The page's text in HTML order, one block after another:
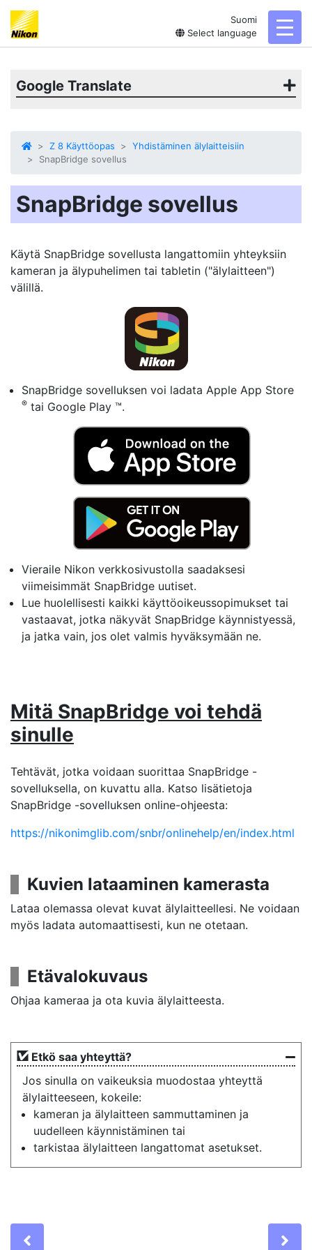
Suomi
Select language
Google Translate
Z 8 Käyttöopas
Yhdistäminen älylaitteisiin
SnapBridge sovellus
SnapBridge sovellus
Käytä SnapBridge sovellusta langattomiin yhteyksiin
kameran ja älypuhelimen tai tabletin ("älylaitteen")
välillä.
SnapBridge sovelluksen voi ladata Apple App Store
® tai Google Play ™.
Vieraile Nikon verkkosivustolla saadaksesi
viimeisimmät SnapBridge uutiset.
Lue huolellisesti kaikki käyttöoikeussopimukset tai
vastaavat, jotka näkyvät SnapBridge käynnistyessä,
ja jatka vain, jos olet valmis hyväksymään ne.
Mitä SnapBridge voi tehdä
sinulle
Tehtävät, jotka voidaan suorittaa SnapBridge -
sovelluksella, on kuvattu alla. Katso lisätietoja
SnapBridge -sovelluksen online-ohjeesta:
https://nikonimglib.com/snbr/onlinehelp/en/index.html
Kuvien lataaminen kamerasta
Lataa olemassa olevat kuvat älylaitteellesi. Ne voidaan
myös ladata automaattisesti, kun ne otetaan.
Etävalokuvaus
Ohjaa kameraa ja ota kuvia älylaitteesta.
Etkö saa yhteyttä?
Jos sinulla on vaikeuksia muodostaa yhteyttä
älylaitteeseen, kokeile:
kameran ja älylaitteen sammuttaminen ja
uudelleen käynnistäminen tai
tarkistaa älylaitteen langattomat asetukset.